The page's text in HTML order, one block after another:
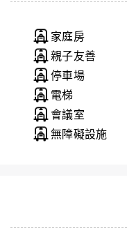
家庭房
親子友善
停車場
電梯
會議室
無障礙設施